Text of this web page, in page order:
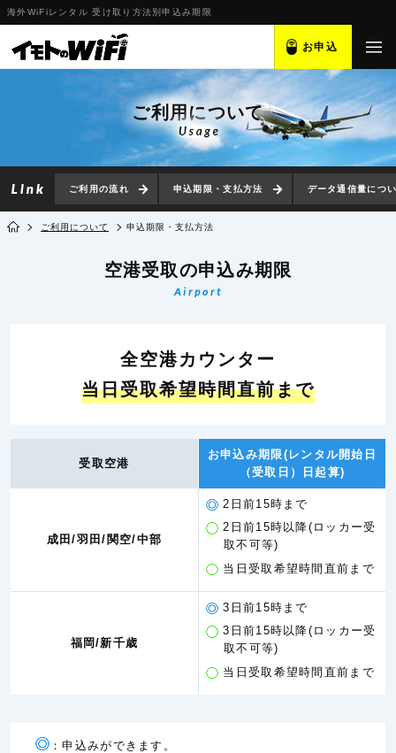
海外WiFiレンタル 受け取り方法別申込み期限
お申込
ご利用について
ご利用の流れ 申込期限・支払方法 データ通信量につ
ご利用について 申込期限・支払方法
空港受取の申込み期限
Airport
全空港カウンター
当日受取希望時間直前まで
受取空港
お申込み期限(レンタル開始日
（受取日）日起算)
成田/羽田/関空/中部
2日前15時まで
2日前15時以降(ロッカー受
取不可等)
当日受取希望時間直前まで
福岡/新千歳
3日前15時まで
3日前15時以降(ロッカー受
取不可等)
当日受取希望時間直前まで
：申込みができます。